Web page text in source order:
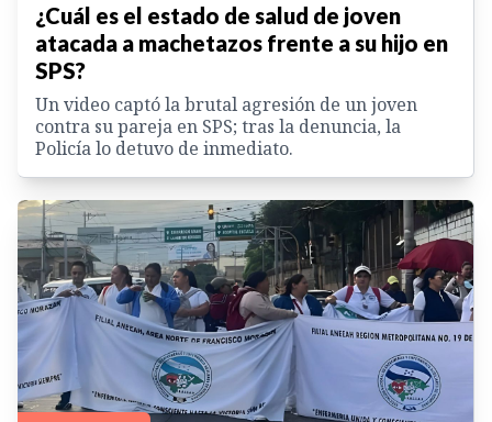
¿Cuál es el estado de salud de joven
atacada a machetazos frente a su hijo en
SPS?
Un video captó la brutal agresión de un joven
contra su pareja en SPS; tras la denuncia, la
Policía lo detuvo de inmediato.